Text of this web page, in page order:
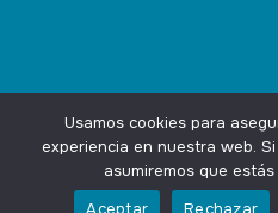
Design byAgencia
Usamos cookies para
experiencia en nuestra web.
asumiremos que
Aceptar
Rechazar